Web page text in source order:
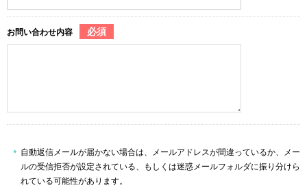
お問い合わせ内容 必須
自動返信メールが届かない場合は、メールアドレスが間違っているか、メー
ルの受信拒否が設定されている、もしくは迷惑メールフォルダに振り分けら
れている可能性があります。